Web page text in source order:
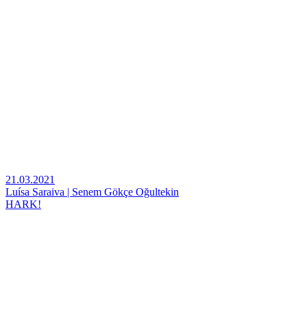
21.03.2021
Luísa Saraiva | Senem Gökçe Oğultekin
HARK!